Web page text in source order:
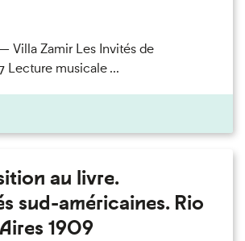
Villa Zamir Les Invités de
Lecture musicale ...
au livre.
sud-américaines. Rio
1909